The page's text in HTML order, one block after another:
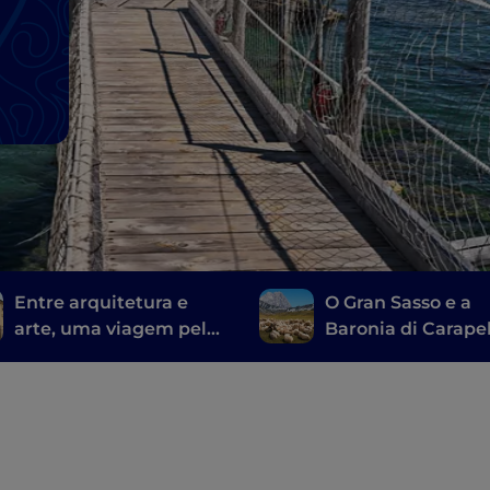
Entre arquitetura e
arte, uma viagem pelo
O Gran Sasso e a
Baronia di